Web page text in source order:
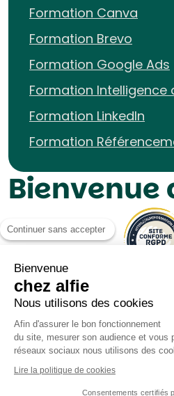
Formation Canva
Formation Brevo
Formation Google Ads
Formation Intelligence
Formation LinkedIn
Formation
Bienvenue
Mentions légales
Politique de Cookies
Politique de données
Continuer sans accepter
Bienvenue
chez alfie
Nous utilisons des cookies
Afin d'assurer le bon fonctionnement
du site, mesurer son audience et vous
réseaux sociaux nous utilisons des
Lire la politique de cookies
Consentements certifiés